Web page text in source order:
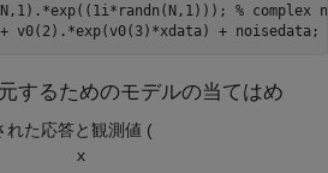
% complex
v0(2).*exp(v0(3)*xdata) +
するためのモデルの当てはめ
れた応答と観測値 (
x